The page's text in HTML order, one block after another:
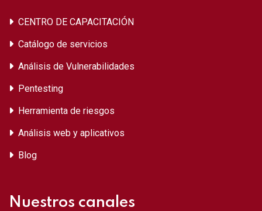
CENTRO DE CAPACITACIÓN
Catálogo de servicios
Análisis de Vulnerabilidades
Pentesting
Herramienta de riesgos
Análisis web y aplicativos
Blog
Nuestros canales